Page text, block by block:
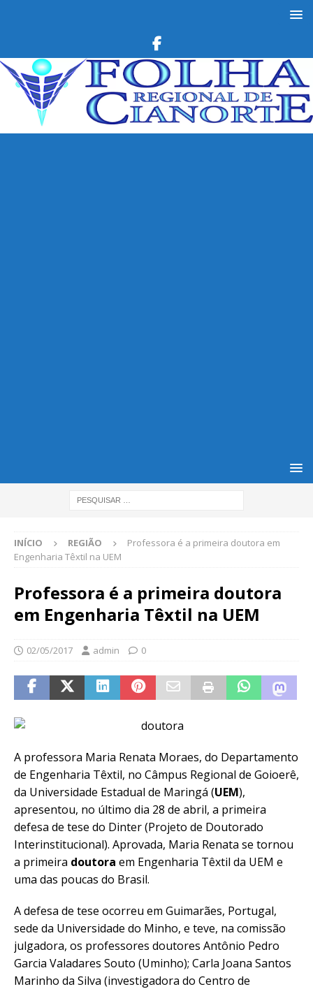
INÍCIO REGIÃO
Professora é a primeira doutora em
Engenharia Têxtil na UEM
Professora é a primeira doutora
em Engenharia Têxtil na UEM
02/05/2017 admin 0
A professora Maria Renata Moraes, do Departamento
de Engenharia Têxtil, no Câmpus Regional de Goioerê,
da Universidade Estadual de Maringá (UEM),
apresentou, no último dia 28 de abril, a primeira
defesa de tese do Dinter (Projeto de Doutorado
Interinstitucional). Aprovada, Maria Renata se tornou
a primeira doutora em Engenharia Têxtil da UEM e
uma das poucas do Brasil.
A defesa de tese ocorreu em Guimarães, Portugal,
sede da Universidade do Minho, e teve, na comissão
julgadora, os professores doutores Antônio Pedro
Garcia Valadares Souto (Uminho); Carla Joana Santos
Marinho da Silva (investigadora do Centro de